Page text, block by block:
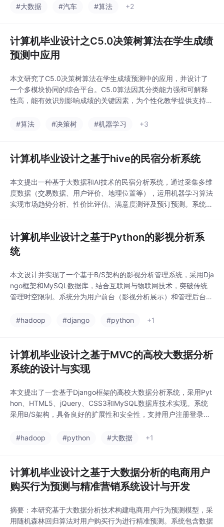
参赛情况等数据，并构
框架搭建可视化平台，以Echarts图表直观展示分析结果，为农业
#大数据 #汽车 #算法 +2
计算机毕业设计之C5.0决策树算法在学生成绩
预测中应用
本文研究了C5.0决策树算法在学生成绩预测中的应用，并设计了
一个多模块协同的综合平台。C5.0算法因其分类能力强和可解释
性高，能有效识别影响成绩的关键因素，为个性化教学提供支持。
模块通过图像处理自动提取关键数据，行业新闻模块提供教育资讯
#算法 #决策树 #机器学习 +3
计算机毕业设计之基于hive的民宿分析系统
本文提出一种基于大数据和AI技术的民宿分析系统，通过采集多维
度数据（交易数据、用户评价、地理位置等），运用机器学习算法
实现市场趋势分析、性价比评估、满意度测评及预订预测。系统具
配置效率和用户体验。系统架构包含信息查询、添加删除等管理功
能模块。
计算机毕业设计之基于Python的影视分析系
统
本文设计并实现了一个基于B/S架构的影视分析管理系统，采用Dja
ngo框架和MySQL数据库，结合互联网与物联网技术，突破传统
管理时空限制。系统分为用户前台（影视分析展示）和管理后台两
平。研究成果为相关领域提供了实践参考，具有便捷性、智能化的
#hadoop #django #python +1
计算机毕业设计之基于MVC的高校大数据分析
系统的设计与实现
本文提出了一套基于Django框架的高校大数据分析系统，采用Pyt
hon、HTML5、jQuery、CSS3和MySQL数据库技术实现。系统
采用B/S架构，具备良好的扩展性和安全性，支持用户注册登录后
能模块，包括大学排名管理等核心功能，为高校数据分析提供了智
#hadoop #python #大数据 +1
计算机毕业设计之基于大数据分析的电商用户
购买行为预测与精准营销系统设计与开发
摘要：本研究基于大数据分析技术构建电商用户行为预测模型，采
用随机森林回归算法对用户购买行为进行精准预测。系统包含数据